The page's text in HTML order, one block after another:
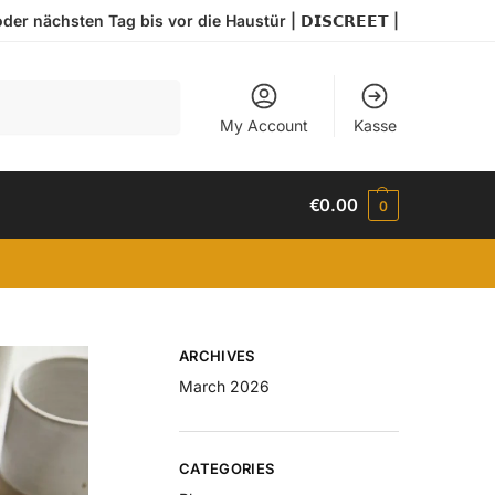
nächsten Tag bis vor die Haustür | 𝗗𝗜𝗦𝗖𝗥𝗘𝗘𝗧 |
My Account Kasse
€0.00 0
ARCHIVES
March 2026
CATEGORIES